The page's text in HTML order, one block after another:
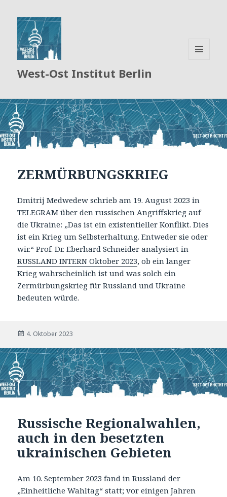
West-Ost Institut Berlin
News
/
Новости
ZERMÜRBUNGSKRIEG
Dmitrij Medwedew schrieb am 19. August 2023 in
TELEGRAM über den russischen Angriffskrieg auf
die Ukraine: „Das ist ein existentieller Konflikt. Dies
ist ein Krieg um Selbsterhaltung. Entweder sie oder
wir.“ Prof. Dr. Eberhard Schneider analysiert in
RUSSLAND INTERN Oktober 2023, ob ein langer
Krieg wahrscheinlich ist und was solch ein
Zermürbungskrieg für Russland und Ukraine
bedeuten würde.
Veröffentlicht
4. Oktober 2023
Russische Regionalwahlen,
auch in den besetzten
ukrainischen Gebieten
Am 10. September 2023 fand in Russland der
„Einheitliche Wahltag“ statt; vor einigen Jahren